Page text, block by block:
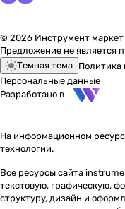
© 2026 Инструмент маркет
Предложение не является
Темная тема Политика
Персональные данные
Разработано в
На информационном
технологии.
Все ресурсы сайта
текстовую, графическую,
структуру, дизайн и